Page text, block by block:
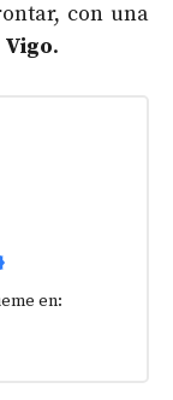
con una
Vigo.
en: